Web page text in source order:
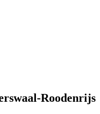
Roodenrijs